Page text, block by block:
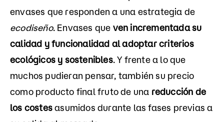
envases que responden a una estrategia de
ecodiseño. Envases que ven incrementada su
calidad y funcionalidad al adoptar criterios
ecológicos y sostenibles. Y frente a lo que
muchos pudieran pensar, también su precio
como producto final fruto de una reducción de
los costesasumidos durante las fases previas a